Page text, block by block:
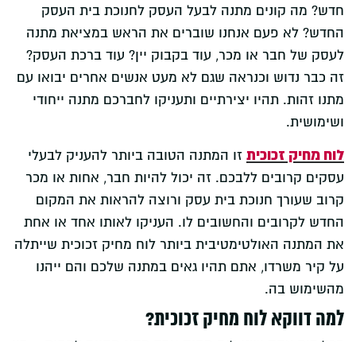
חדש? מה קונים מתנה לבעל העסק לחנוכת בית העסק
החדש? לא פעם אנחנו שוברים את הראש במציאת מתנה
לעסק של חבר או מכר, עוד בקבוק יין? עוד ברכת העסק?
זה כבר נדוש וכנראה שגם לא מעט אנשים אחרים יבואו עם
מתנו זהות. תהיו יצירתיים ותעניקו לחברכם מתנה ייחודי
ושימושית.
לוח מחיק זכוכית זו המתנה הטובה ביותר להעניק לבעלי
עסקים קרובים ללבכם. זה יכול להיות חבר, אחות או מכר
קרוב שעורך חנוכת בית עסק ורוצה להראות את המקום
החדש לקרובים והחשובים לו. העניקו לאותו אחד או אחת
את המתנה האולטימטיבית ביותר לוח מחיק זכוכית שייתלה
על קיר משרדו, אתם תהיו גאים במתנה שלכם והם ייהנו
מהשימוש בה.
למה דווקא לוח מחיק זכוכית?